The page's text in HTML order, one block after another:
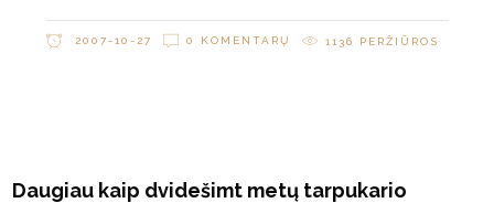
2007-10-27 0 KOMENTARŲ 1136 PERŽIŪROS
Daugiau kaip dvidešimt metų tarpukario